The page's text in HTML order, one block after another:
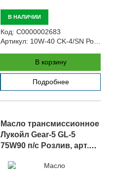
В НАЛИЧИИ
Код: С0000002683
Артикул: 10W-40 CK-4/SN Розлив 1612456
В корзину
Подробнее
Масло трансмиссионное
Лукойл Gear-5 GL-5
75W90 п/с Розлив, арт.